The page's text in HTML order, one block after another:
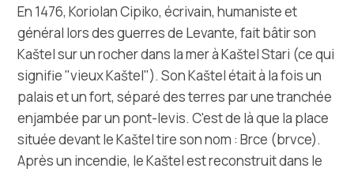
Multimédias
Office de tourisme
Safe in Dalmatia
fr
En 1476, Koriolan Cipiko, écrivain, humaniste et
général lors des guerres de Levante, fait bâtir son
Kaštel sur un rocher dans la mer à Kaštel Stari (ce qui
signifie "vieux Kaštel"). Son Kaštel était à la fois un
palais et un fort, séparé des terres par une tranchée
enjambée par un pont-levis. C'est de là que la place
située devant le Kaštel tire son nom : Brce (brvce).
Après un incendie, le Kaštel est reconstruit dans le